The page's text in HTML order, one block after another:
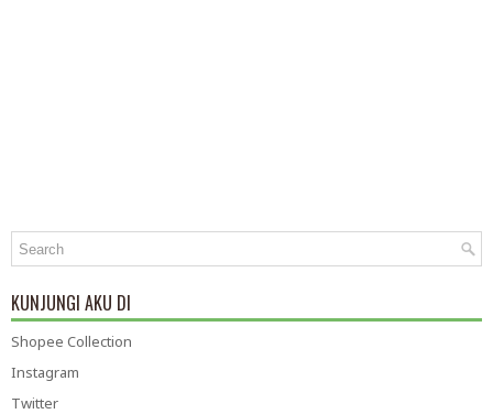
KUNJUNGI AKU DI
Shopee Collection
Instagram
Twitter